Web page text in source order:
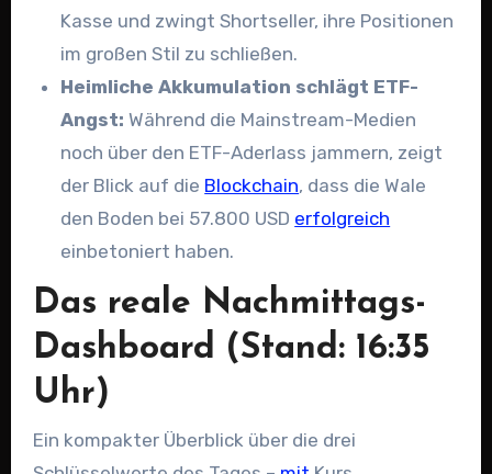
Kasse und zwingt Shortseller, ihre Positionen
im großen Stil zu schließen.
Heimliche Akkumulation schlägt ETF-
Angst: Während die Mainstream-Medien
noch über den ETF-Aderlass jammern, zeigt
der Blick auf die Blockchain, dass die Wale
den Boden bei 57.800 USD erfolgreich
einbetoniert haben.
Das reale Nachmittags-
Dashboard (Stand: 16:35
Uhr)
Ein kompakter Überblick über die drei